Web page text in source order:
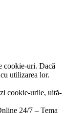
cookie-uri. Dacă
utilizarea lor.
cookie-urile, uită-
24/7 – Tema